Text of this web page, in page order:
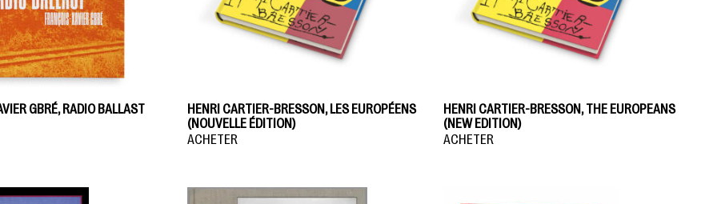
GBRÉ, RADIO BALLAST
HENRI CARTIER-BRESSON, LES EUROPÉENS
(NOUVELLE ÉDITION)
ACHETER
HENRI CARTIER-BRESSON, THE EUROPEANS
(NEW EDITION)
ACHETER